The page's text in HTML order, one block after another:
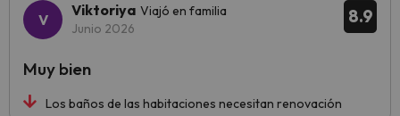
8.9
Viktoriya Viajó en familia
Junio 2026
Los baños de las habitaciones necesitan renovación
Muy bien